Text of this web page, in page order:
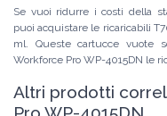
Se vuoi ridurre i costi della
puoi acquistare le ricaricabili
ml. Queste cartucce vuote
Workforce Pro WP-4015DN le
Altri prodotti